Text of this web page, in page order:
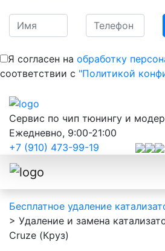
Я согласен на обработку
соответствии с "Политикой
Сервис по чип тюнингу и
Ежедневно, 9:00-21:00
+7 (910) 473-99-19
Бесплатное удаление
> Удаление и замена
Cruze (Круз)